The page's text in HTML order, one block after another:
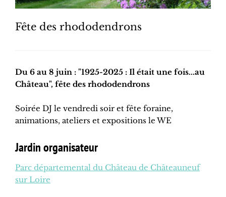
Fête des rhododendrons
Du 6 au 8 juin : "1925-2025 : Il était une fois...au
Château", fête des rhododendrons
Soirée DJ le vendredi soir et fête foraine,
animations, ateliers et expositions le WE
Jardin organisateur
Parc départemental du Château de Châteauneuf
sur Loire